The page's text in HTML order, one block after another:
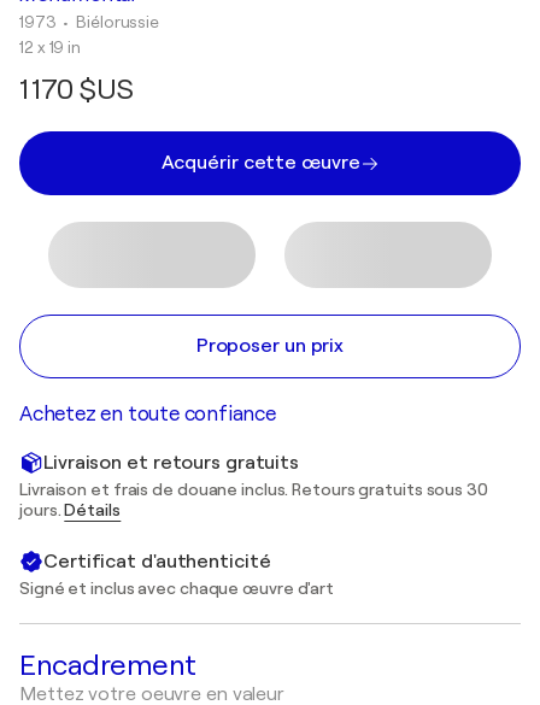
1973 • Biélorussie
12 x 19 in
1 170 $US
Acquérir cette œuvre
Proposer un prix
Achetez en toute confiance
Livraison et retours gratuits
Livraison et frais de douane inclus. Retours gratuits sous 30
jours.Détails
Certificat d'authenticité
Signé et inclus avec chaque œuvre d'art
Encadrement
Mettez votre oeuvre en valeur